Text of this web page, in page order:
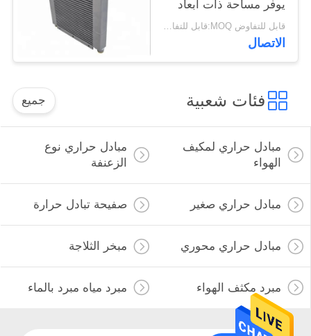
يوفر مساحة ذات أبعاد
مُحسنة
قابل للتفاوض MOQ:قابل للتفاوض
الاتصال
فئات شعبية جميع
مبادل حراري لمكيف
الهواء
مبادل حراري نوع
الزعنفة
مبادل حراري صغير صفيحة تبادل حرارة
مبادل حراري محوري مبخر الثلاجة
مبرد مكثف الهواء مبرد مياه مبرد بالماء